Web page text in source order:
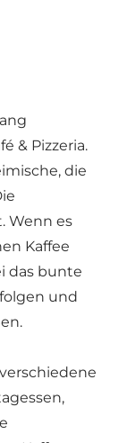
& Pizzeria.
die
Wenn es
Kaffee
das bunte
und